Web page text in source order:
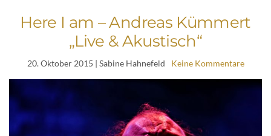
Here I am – Andreas Kümmert
„Live & Akustisch“
20. Oktober 2015 | Sabine Hahnefeld Keine Kommentare